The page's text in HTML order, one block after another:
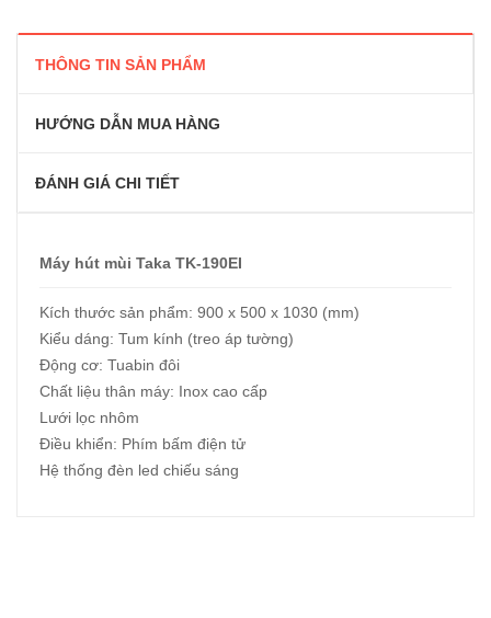
THÔNG TIN SẢN PHẨM
HƯỚNG DẪN MUA HÀNG
ĐÁNH GIÁ CHI TIẾT
Máy hút mùi Taka TK-190EI
Kích thước sản phẩm: 900 x 500 x 1030 (mm)
Kiểu dáng: Tum kính (treo áp tường)
Động cơ: Tuabin đôi
Chất liệu thân máy: Inox cao cấp
Lưới lọc nhôm
Điều khiển: Phím bấm điện tử
Hệ thống đèn led chiếu sáng